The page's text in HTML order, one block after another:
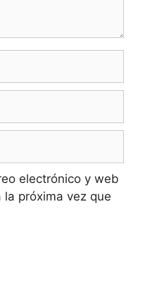
electrónico y web
próxima vez que